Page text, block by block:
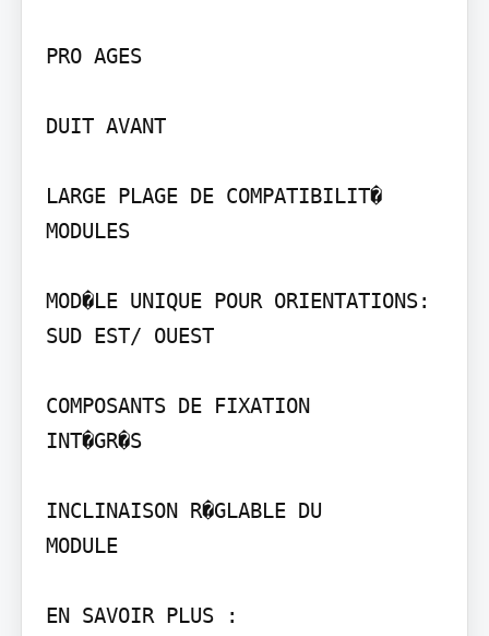
PRO AGES
DUIT AVANT
LARGE PLAGE DE COMPATIBILIT�
MODULES
MOD�LE UNIQUE POUR ORIENTATIONS:
SUD EST/ OUEST
COMPOSANTS DE FIXATION
INT�GR�S
INCLINAISON R�GLABLE DU
MODULE
EN SAVOIR PLUS :